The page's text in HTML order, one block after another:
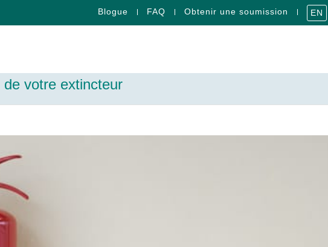
Blogue FAQ Obtenir une soumission EN
de votre extincteur